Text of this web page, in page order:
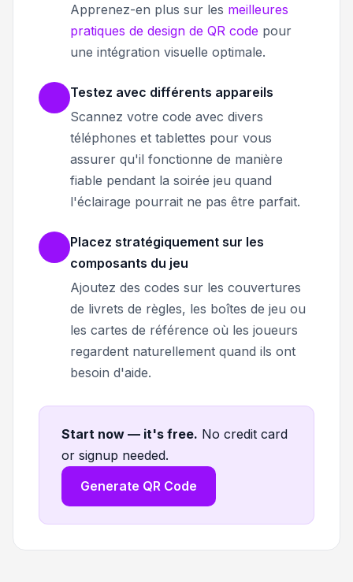
Apprenez-en plus sur les meilleures
pratiques de design de QR code pour
une intégration visuelle optimale.
Testez avec différents appareils
Scannez votre code avec divers
téléphones et tablettes pour vous
assurer qu'il fonctionne de manière
fiable pendant la soirée jeu quand
l'éclairage pourrait ne pas être parfait.
Placez stratégiquement sur les
composants du jeu
Ajoutez des codes sur les couvertures
de livrets de règles, les boîtes de jeu ou
les cartes de référence où les joueurs
regardent naturellement quand ils ont
besoin d'aide.
Start now — it's free. No credit card
or signup needed.
Generate QR Code